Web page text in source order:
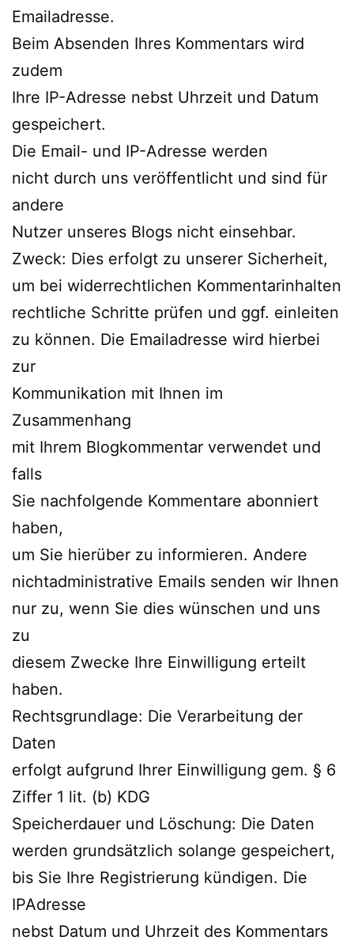
Emailadresse.
Beim Absenden Ihres Kommentars wird
zudem
Ihre IP-Adresse nebst Uhrzeit und Datum
gespeichert.
Die Email- und IP-Adresse werden
nicht durch uns veröffentlicht und sind für
andere
Nutzer unseres Blogs nicht einsehbar.
Zweck: Dies erfolgt zu unserer Sicherheit,
um bei widerrechtlichen Kommentarinhalten
rechtliche Schritte prüfen und ggf. einleiten
zu können. Die Emailadresse wird hierbei
zur
Kommunikation mit Ihnen im
Zusammenhang
mit Ihrem Blogkommentar verwendet und
falls
Sie nachfolgende Kommentare abonniert
haben,
um Sie hierüber zu informieren. Andere
nichtadministrative Emails senden wir Ihnen
nur zu, wenn Sie dies wünschen und uns
zu
diesem Zwecke Ihre Einwilligung erteilt
haben.
Rechtsgrundlage: Die Verarbeitung der
Daten
erfolgt aufgrund Ihrer Einwilligung gem. § 6
Ziffer 1 lit. (b) KDG
Speicherdauer und Löschung: Die Daten
werden grundsätzlich solange gespeichert,
bis Sie Ihre Registrierung kündigen. Die
IPAdresse
nebst Datum und Uhrzeit des Kommentars